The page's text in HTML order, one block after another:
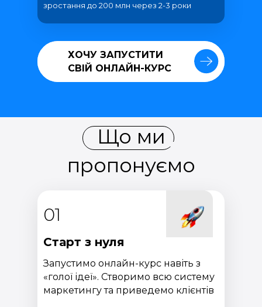
зростання до 200 млн через 2-3 роки
ХОЧУ ЗАПУСТИТИ
СВІЙ ОНЛАЙН-КУРС
ХОЧУ ЗАПУСТИТИ
СВІЙ ОНЛАЙН-КУРС
Старт з нуля
01
Запустимо онлайн-курс навіть з
«голої ідеї». Створимо всю систему
маркетингу та приведемо клієнтів
Що ми
пропонуємо